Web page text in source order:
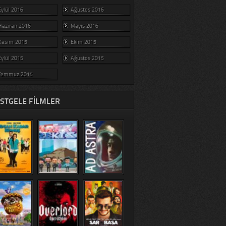
2016 Ağustos 2016
2016 Mayıs 2016
2015 Ekim 2015
2015 Ağustos 2015
2015
FILMLER